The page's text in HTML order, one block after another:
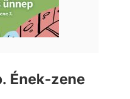
Ének-zene